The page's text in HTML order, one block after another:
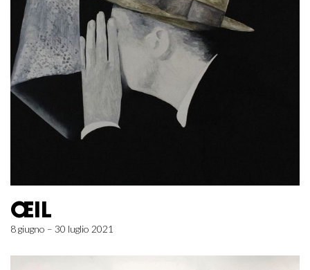
ŒIL
8 giugno – 30 luglio 2021